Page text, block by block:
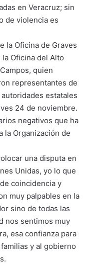
en Veracruz; sin
de violencia es
la Oficina de Graves
Oficina del Alto
quien
representantes de
estatales
24 de noviembre.
negativos que ha
la Organización de
una disputa en
Unidas, yo lo que
coincidencia y
muy palpables en la
sino de todas las
nos sentimos muy
esa confianza para
y al gobierno